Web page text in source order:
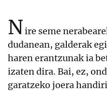
Nire seme
dudanean, galderak
haren erantzunak ia
izaten dira. Bai, ez,
garatzeko joera